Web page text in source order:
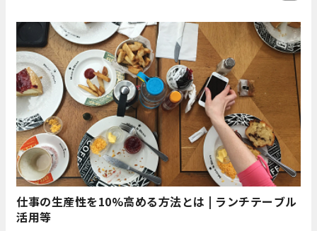
仕事の生産性を10%高める方法とは | ランチテーブル
活用等